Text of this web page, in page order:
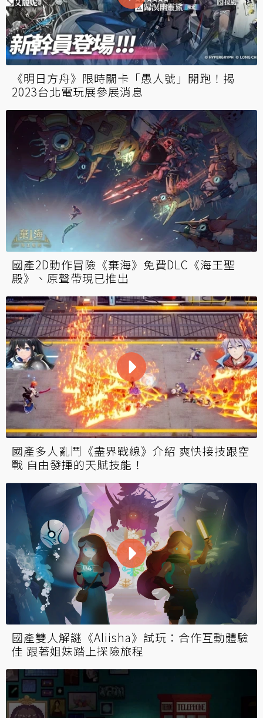
《明日方舟》限時關卡「愚人號」開跑！揭
2023台北電玩展參展消息
國產2D動作冒險《棄海》免費DLC《海王聖
殿》、原聲帶現已推出
國產多人亂鬥《盡界戰線》介紹 爽快接技跟空
戰 自由發揮的天賦技能！
國產雙人解謎《Aliisha》試玩：合作互動體驗
佳 跟著姐妹踏上探險旅程